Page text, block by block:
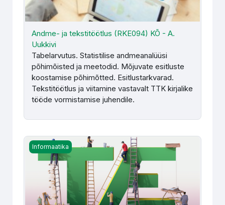
Andme- ja tekstitöötlus (RKE094) KÕ - A.
Uukkivi
Tabelarvutus. Statistilise andmeanalüüsi
põhimõisted ja meetodid. Mõjuvate esitluste
koostamise põhimõtted. Esitlustarkvarad.
Tekstitöötlus ja viitamine vastavalt TTK kirjalike
tööde vormistamise juhendile.
Andme- ja tekstitöötlus (RKE094) PÕ - A. Botina, N.
Informaatika